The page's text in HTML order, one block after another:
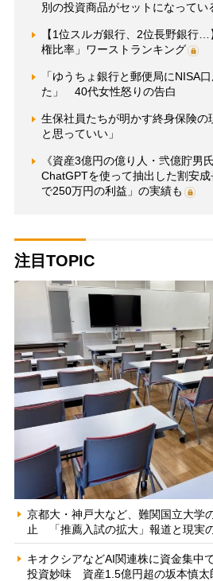
別の投資商品がセットになってい
【1位スルガ銀行、2位長野銀行
権比率」ワーストランキング
「ゆうちょ銀行と郵便局にNISA
た」 40代女性怒りの告白
生保社員たちが明かす終身保険の
と思っていい」
《資産3億円の億り人・弐億貯男
ChatGPTを使って抽出した割安
で250万円の利益」の実績も
注目TOPIC
京都大・神戸大など、難関国立大学
止 「推薦入試の拡大」報道と現実
キオクシアなどAI関連株に資金集中
投資妙味 資産1.5億円超の坂本慎太